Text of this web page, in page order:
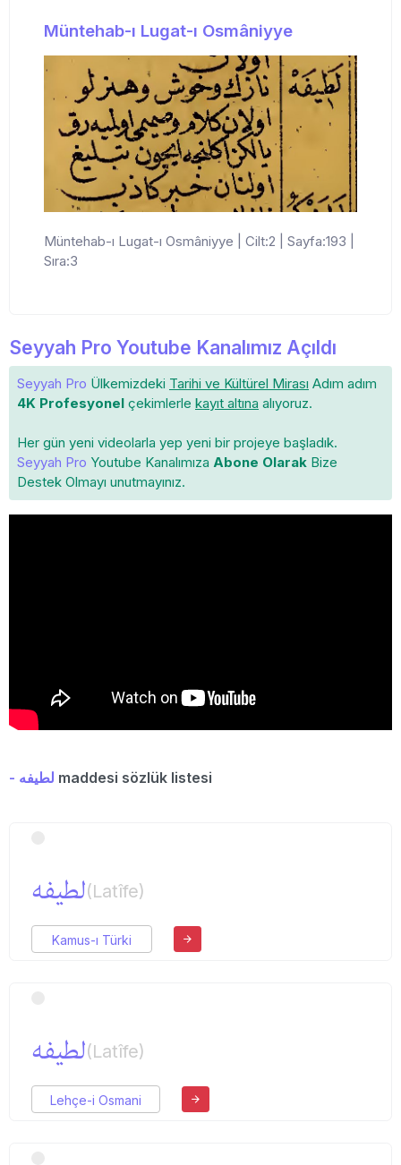
Müntehab-ı Lugat-ı Osmâniyye
Müntehab-ı Lugat-ı Osmâniyye | Cilt:2 | Sayfa:193 |
Sıra:3
Seyyah Pro Youtube Kanalımız Açıldı
Seyyah Pro Ülkemizdeki Tarihi ve Kültürel Mirası Adım adım
4K Profesyonel çekimlerle kayıt altına alıyoruz.
Her gün yeni videolarla yep yeni bir projeye başladık.
Seyyah Pro Youtube Kanalımıza Abone Olarak Bize
Destek Olmayı unutmayınız.
- لطیفه maddesi sözlük listesi
لطیفه(Latîfe)
Kamus-ı Türki
لطیفه(Latîfe)
Lehçe-i Osmani